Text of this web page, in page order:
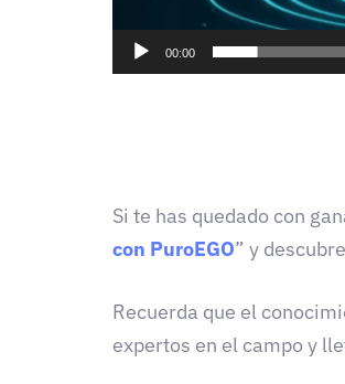
00:00
Si te has quedado con
con PuroEGO” y
Recuerda que el
expertos en el campo y